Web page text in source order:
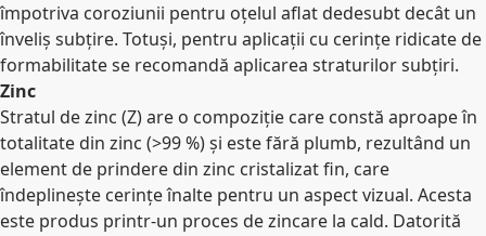
împotriva coroziunii pentru oțelul aflat dedesubt decât un
înveliș subțire. Totuși, pentru aplicații cu cerințe ridicate de
formabilitate se recomandă aplicarea straturilor subțiri.
Zinc
Stratul de zinc (Z) are o compoziție care constă aproape în
totalitate din zinc (>99 %) și este fără plumb, rezultând un
element de prindere din zinc cristalizat fin, care
îndeplinește cerințe înalte pentru un aspect vizual. Acesta
este produs printr-un proces de zincare la cald. Datorită